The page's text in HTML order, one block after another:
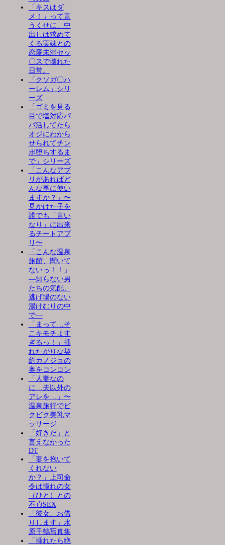
「キスはダ
メ！」って言
うくせに、中
出しは求めて
くる実妹との
恋愛未満セッ
〇スで壊れた
日常。
「クソガ〇ハ
ーレム」シリ
ーズ
「ゴミを見る
目で塩対応パ
パ活してたら
オジにわから
せられてチン
ポ堕ちするま
で」シリーズ
「こんなアプ
リがあればど
んな事に使い
ますか？」〜
見かけた子を
誰でも「言い
なり」に出来
るチートアプ
リ〜
「こんな温泉
旅館、聞いて
ないっ！！」
―知らない男
たちの気配、
逃げ場のない
湯けむりの中
で―
「まって…そ
こキモチよす
ぎるっ！」挿
れたがりな契
約カノジョの
奥をコンコン
「人妻なの
に…夫以外の
アレを…」〜
温泉旅行でビ
クビク美乳マ
ッサージ
「好きだ」と
言えなかった
DT
「妻を抱いて
くれない
か？」上司命
令は憧れの女
（ひと）との
不貞SEX
「彼女、お借
りします」水
原千鶴写真集
「挿れたら絶